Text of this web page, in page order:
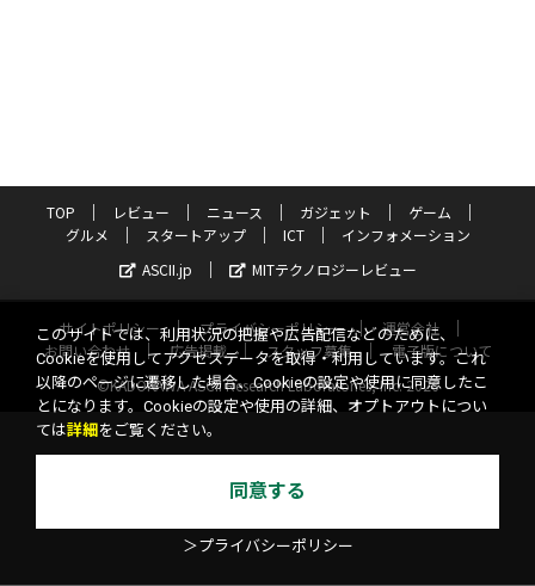
TOP レビュー ニュース ガジェット
ゲーム
グルメ
スタートアップ ICT
インフォメーション
ASCII.jp
MITテクノロジーレビュー
サイトポリシー プライバシーポリシー
運営会社
お問い合わせ
広告掲載 スタッフ募集
電子版について
©KADOKAWA ASCII Research Laboratories, Inc. 2026
このサイトでは、利用状況の把握や広告配信などのために、
Cookieを使用してアクセスデータを取得・利用しています。これ
以降のページに遷移した場合、Cookieの設定や使用に同意したこ
とになります。Cookieの設定や使用の詳細、オプトアウトについ
ては詳細 をご覧ください。
同意する
＞プライバシーポリシー